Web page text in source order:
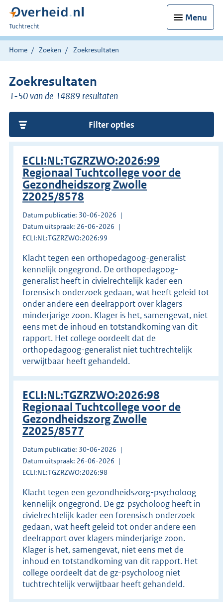
Menu
U
bent
hier:
Tuchtrecht
Home Zoeken Zoekresultaten
Zoekresultaten
1-50 van de 14889 resultaten
Filter opties
ECLI:NL:TGZRZWO:2026:99
Regionaal Tuchtcollege voor de
Gezondheidszorg Zwolle
Z2025/8578
Datum publicatie: 30-06-2026
Datum uitspraak: 26-06-2026
ECLI:NL:TGZRZWO:2026:99
Klacht tegen een orthopedagoog-generalist
kennelijk ongegrond. De orthopedagoog-
generalist heeft in civielrechtelijk kader een
forensisch onderzoek gedaan, wat heeft geleid tot
onder andere een deelrapport over klagers
minderjarige zoon. Klager is het, samengevat, niet
eens met de inhoud en totstandkoming van dit
rapport. Het college oordeelt dat de
orthopedagoog-generalist niet tuchtrechtelijk
verwijtbaar heeft gehandeld.
ECLI:NL:TGZRZWO:2026:98
Regionaal Tuchtcollege voor de
Gezondheidszorg Zwolle
Z2025/8577
Datum publicatie: 30-06-2026
Datum uitspraak: 26-06-2026
ECLI:NL:TGZRZWO:2026:98
Klacht tegen een gezondheidszorg-psycholoog
kennelijk ongegrond. De gz-psycholoog heeft in
civielrechtelijk kader een forensisch onderzoek
gedaan, wat heeft geleid tot onder andere een
deelrapport over klagers minderjarige zoon.
Klager is het, samengevat, niet eens met de
inhoud en totstandkoming van dit rapport. Het
college oordeelt dat de gz-psycholoog niet
tuchtrechtelijk verwijtbaar heeft gehandeld.